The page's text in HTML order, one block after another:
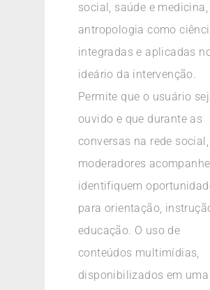
social, saúde e medicina,
antropologia como
integradas e aplicadas
ideário da intervenção.
Permite que o usuário
ouvido e que durante as
conversas na rede
moderadores
identifiquem
para orientação,
educação. O uso de
conteúdos multimídias,
disponibilizados em uma